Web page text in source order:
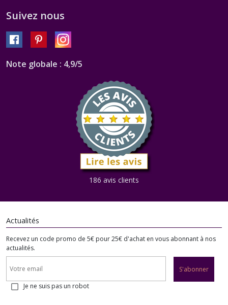
Suivez nous
Note globale : 4,9/5
186 avis clients
Actualités
Recevez un code promo de 5€ pour 25€ d'achat en vous abonnant à nos
actualités.
S'abonner
Je ne suis pas un robot